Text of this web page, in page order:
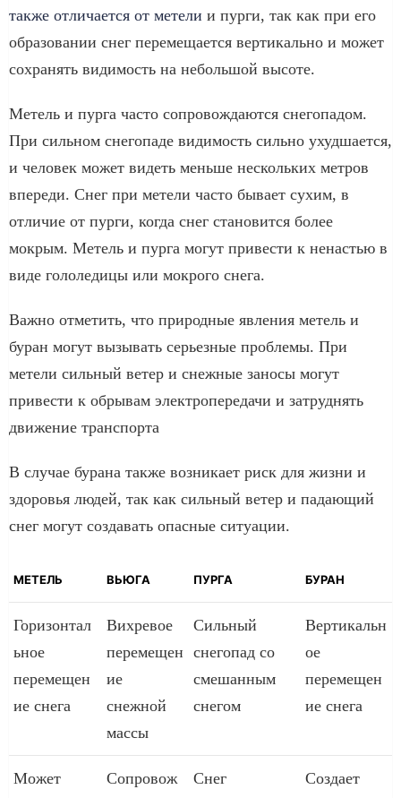
также отличается от метели и пурги, так как при его
образовании снег перемещается вертикально и может
сохранять видимость на небольшой высоте.
Метель и пурга часто сопровождаются снегопадом.
При сильном снегопаде видимость сильно ухудшается,
и человек может видеть меньше нескольких метров
впереди. Снег при метели часто бывает сухим, в
отличие от пурги, когда снег становится более
мокрым. Метель и пурга могут привести к ненастью в
виде гололедицы или мокрого снега.
Важно отметить, что природные явления метель и
буран могут вызывать серьезные проблемы. При
метели сильный ветер и снежные заносы могут
привести к обрывам электропередачи и затруднять
движение транспорта
В случае бурана также возникает риск для жизни и
здоровья людей, так как сильный ветер и падающий
снег могут создавать опасные ситуации.
МЕТЕЛЬ ВЬЮГА ПУРГА БУРАН
Горизонтал
ьное
перемещен
ие снега
Вихревое
перемещен
ие
снежной
массы
Сильный
снегопад со
смешанным
снегом
Вертикальн
ое
перемещен
ие снега
Может
Сопровож
Снег
Создает